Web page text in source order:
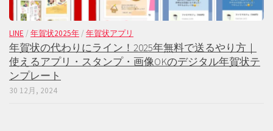
LINE / 年賀状2025年 / 年賀状アプリ
年賀状の代わりにライン！2025年無料で送るやり方｜
使えるアプリ・スタンプ・画像OKのデジタル年賀状テ
ンプレート
30 12月, 2024